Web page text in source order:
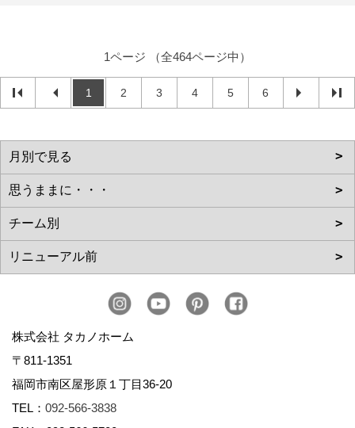
1ページ （全464ページ中）
1 2 3 4 5 6
株式会社 タカノホーム
〒811-1351
福岡市南区屋形原１丁目36-20
TEL： 092-566-3838